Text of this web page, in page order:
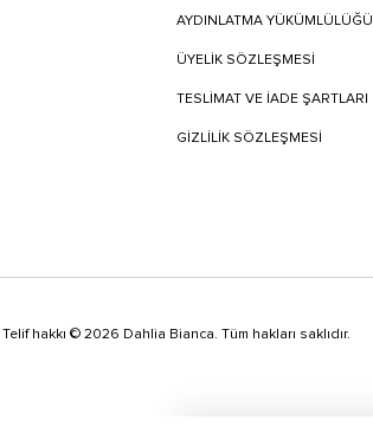
AYDINLATMA YÜKÜMLÜLÜĞÜ
ÜYELIK SÖZLEŞMESI
TESLIMAT VE İADE ŞARTLARI
GİZLİLİK SÖZLEŞMESİ
Telif hakkı © 2026 Dahlia Bianca. Tüm hakları saklıdır.